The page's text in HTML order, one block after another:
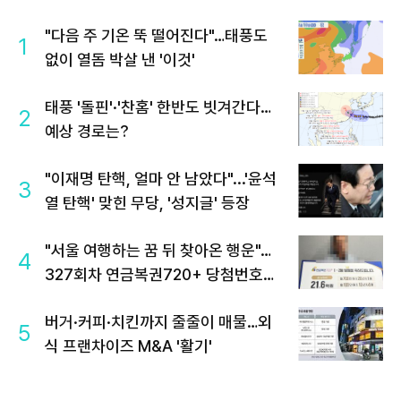
1
"다음 주 기온 뚝 떨어진다"…태풍도
없이 열돔 박살 낸 '이것'
2
태풍 '돌핀'·'찬홈' 한반도 빗겨간다…
예상 경로는?
3
"이재명 탄핵, 얼마 안 남았다"...'윤석
열 탄핵' 맞힌 무당, '성지글' 등장
4
"서울 여행하는 꿈 뒤 찾아온 행운"…
327회차 연금복권720+ 당첨번호조
5
버거·커피·치킨까지 줄줄이 매물…외
식 프랜차이즈 M&A '활기'